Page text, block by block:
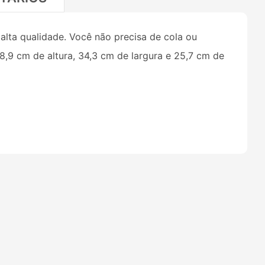
qualidade. Você não precisa de cola ou
cm de altura, 34,3 cm de largura e 25,7 cm de